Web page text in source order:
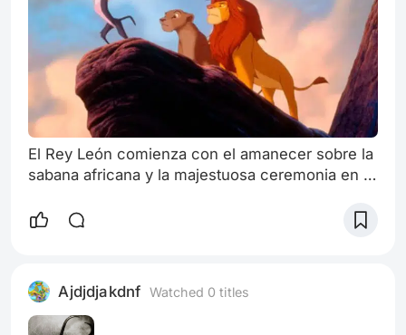
El Rey León comienza con el amanecer sobre la
sabana africana y la majestuosa ceremonia en la
presenta a Simba, el recién nacido cachorro del
marca a Simba como el futuro heredero,
cumpliendo con la filosofía central de la
película: el Ciclo de la Vida, un equilibr
Ajdjdjakdnf Watched 0 titles